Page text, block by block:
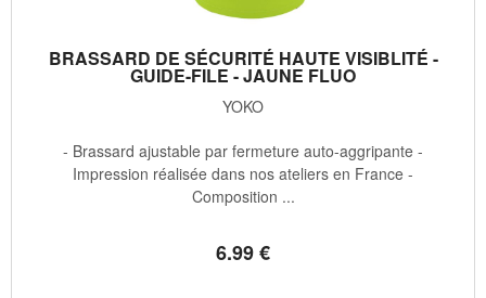
BRASSARD DE SÉCURITÉ HAUTE VISIBLITÉ -
GUIDE-FILE - JAUNE FLUO
YOKO
6.99€
- Brassard ajustable par fermeture auto-aggripante -
Impression réalisée dans nos ateliers en France -
Composition ...